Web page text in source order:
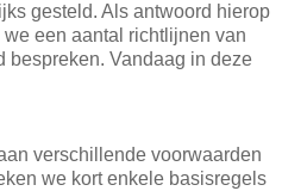
gesteld. Als antwoord hierop
een aantal richtlijnen van
bespreken. Vandaag in deze
verschillende voorwaarden
we kort enkele basisregels